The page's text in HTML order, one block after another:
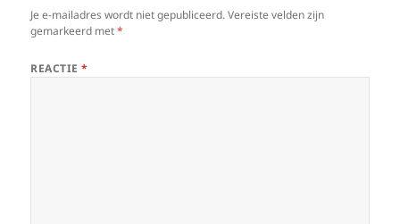
Je e-mailadres wordt niet gepubliceerd. Vereiste velden zijn
gemarkeerd met*
REACTIE*